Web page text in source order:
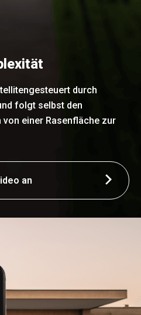
durch
folgt selbst den
einer Rasenfläche zur
an